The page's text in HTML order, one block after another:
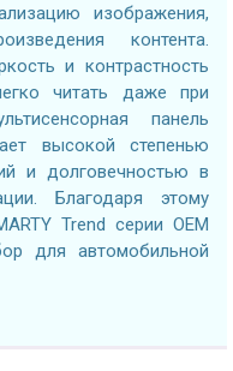
изображения,
контента.
и контрастность
читать даже при
панель
высокой степенью
и долговечностью в
Благодаря этому
Trend серии OEM
для автомобильной